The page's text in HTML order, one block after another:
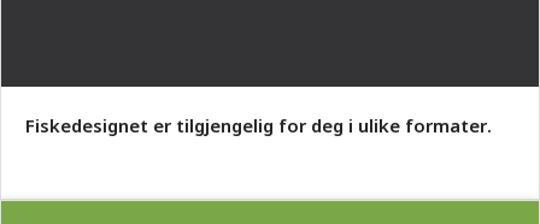
Fiskedesignet er tilgjengelig for deg i ulike formater.